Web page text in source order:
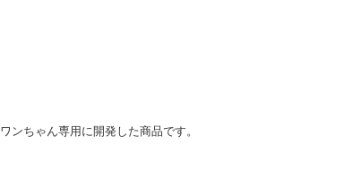
ンちゃん専用に開発した商品です。